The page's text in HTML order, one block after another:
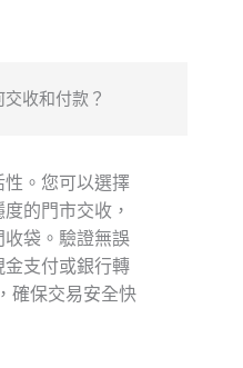
收和付款？
。您可以選擇
的門市交收，
袋。驗證無誤
支付或銀行轉
確保交易安全快